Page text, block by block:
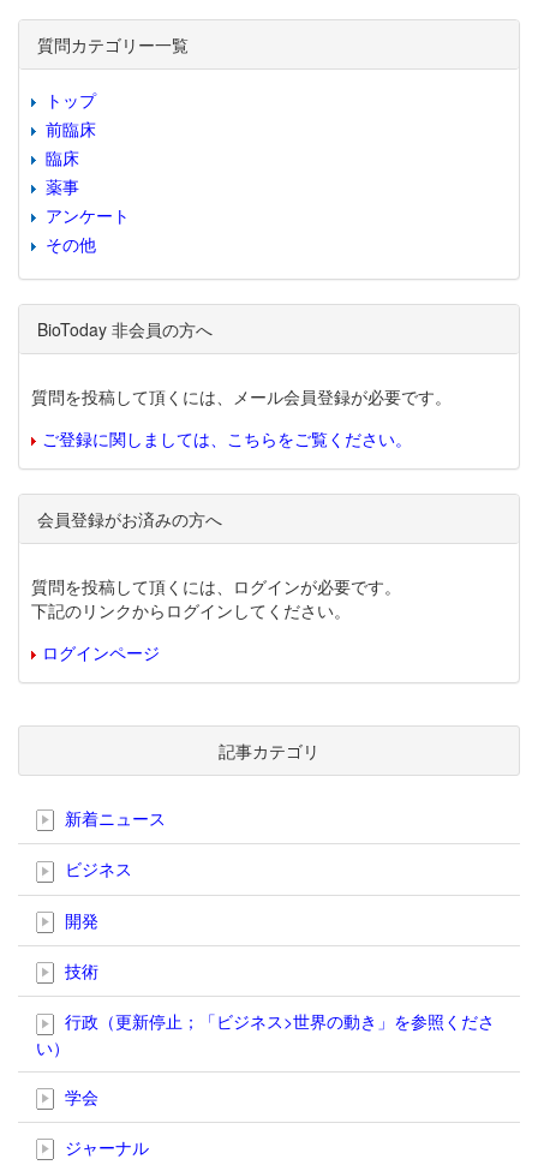
質問カテゴリー一覧
トップ
前臨床
臨床
薬事
アンケート
その他
BioToday 非会員の方へ
質問を投稿して頂くには、メール会員登録が必要です。
ご登録に関しましては、こちらをご覧ください。
会員登録がお済みの方へ
質問を投稿して頂くには、ログインが必要です。
下記のリンクからログインしてください。
ログインページ
記事カテゴリ
新着ニュース
ビジネス
開発
技術
行政（更新停止；「ビジネス>世界の動き」を参照くださ
い）
学会
ジャーナル